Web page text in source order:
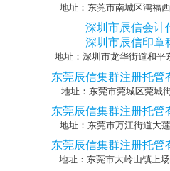
地址：东莞市南城区鸿福
深圳市辰信会计
深圳市辰信印章
地址：深圳市龙华街道和平
东莞辰信集群注册托管
地址：东莞市莞城区莞城
东莞辰信集群注册托管
地址：东莞市万江街道大
东莞辰信集群注册托管
地址：东莞市大岭山镇上